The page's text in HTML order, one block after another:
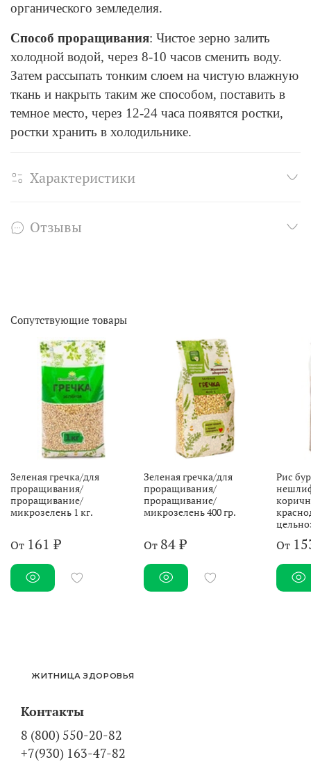
органического земледелия.
Способ проращивания: Чистое зерно залить
холодной водой, через 8-10 часов сменить воду.
Затем рассыпать тонким слоем на чистую влажную
ткань и накрыть таким же способом, поставить в
темное место, через 12-24 часа появятся ростки,
ростки хранить в холодильнике.
Характеристики
Отзывы
Сопутствующие товары
Зеленая гречка/для
проращивания/
проращивание/
микрозелень 1 кг.
От 161 ₽
Зеленая гречка/для
проращивания/
проращивание/
микрозелень 400 гр.
От 84 ₽
Рис
От
ЖИТНИЦА ЗДОРОВЬЯ
Контакты
8 (800) 550-20-82
+7(930) 163-47-82